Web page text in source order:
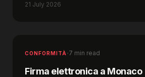
21 July 2026
CONFORMITÀ ·7 min read
Firma elettronica a Monaco